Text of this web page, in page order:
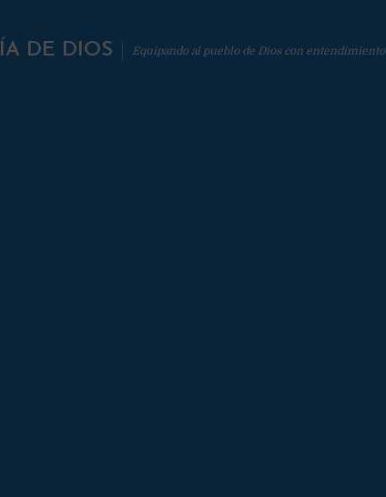
DE DIOS Equipando al pueblo de Dios con entendimiento